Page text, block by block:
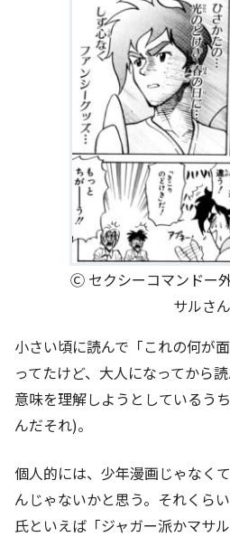
Ⓒ セクシーコマンドー
サルさん
小さい頃に読んで「これの何が
ってたけど、大人になってから
意味を理解しようとしている
んだそれ)。
個人的には、少年漫画じゃなく
んじゃないかと思う。それくら
氏といえば「ジャガー派かマサ